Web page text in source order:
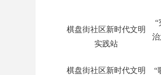
棋盘街社区新时代文明
实践站
“
棋盘街社区新时代文明
“